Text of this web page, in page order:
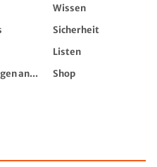
Wissen
Sicherheit
Listen
an...
Shop